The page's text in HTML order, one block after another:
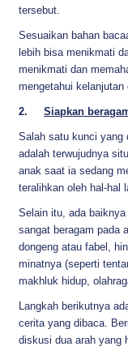
tersebut.
Sesuaikan bahan
lebih bisa menikmati
menikmati dan
mengetahui kelanjutan
2. Siapkan
Salah satu kunci yang
adalah terwujudnya
anak saat ia sedang
teralihkan oleh hal-hal
Selain itu, ada
sangat beragam pada
dongeng atau fabel,
minatnya (seperti
makhluk hidup,
Langkah berikutnya
cerita yang dibaca.
diskusi dua arah yang